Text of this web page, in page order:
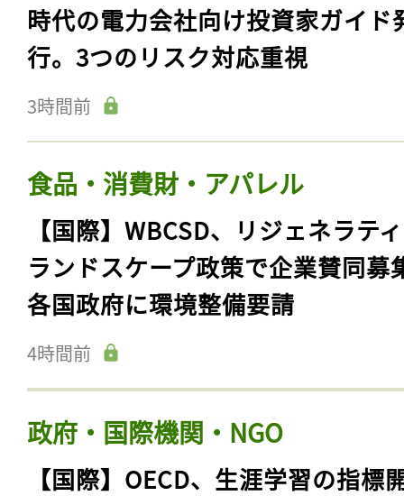
時代の電力会社向け投資家ガイド
行。3つのリスク対応重視
3時間前
食品・消費財・アパレル
【国際】WBCSD、リジェネラテ
ランドスケープ政策で企業賛同募
各国政府に環境整備要請
4時間前
政府・国際機関・NGO
【国際】OECD、生涯学習の指標